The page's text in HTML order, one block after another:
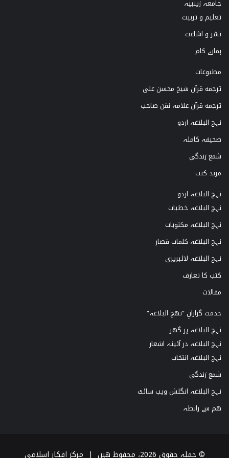
جامعہ زینبیہ
تعلیم و تربیت
نشر و اشاعت
ہمارے کام
مطبوعات
ترجمه قرآن شیخ محسن علی
ترجمه قرآن علامہ نقن صاحب
نہج البلاغہ اردو
صحیفہ کاملہ
شمع زندگی
مزید کتب
نہج البلاغہ اردو
نہج البلاغہ خطبات
نہج البلاغہ مکتوبات
نہج البلاغہ کلمات قصار
نہج البلاغہ لائبریری
کتب کا تعارف
مقالات
خدمت گزارانِ ”نھج البلاغہ“
نہج البلاغہ ہر گھر
نہج البلاغہ در آئینہ اشعار
نہج البلاغہ انتخاب
شمع زندگی
نہج البلاغہ انگلش ویب سائٹ
ھم سے رابطہ
© جملہ حقوق 2026، محفوظ ھیں | مرکز افکار اسلامی